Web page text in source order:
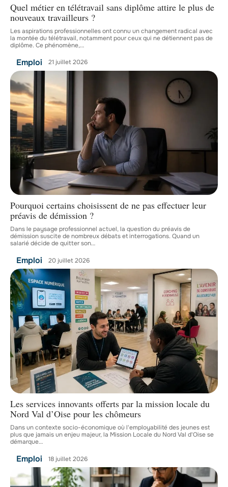
Quel métier en télétravail sans diplôme attire le plus de
nouveaux travailleurs ?
Les aspirations professionnelles ont connu un changement radical avec
la montée du télétravail, notamment pour ceux qui ne détiennent pas de
diplôme. Ce phénomène,…
Emploi 21 juillet 2026
Pourquoi certains choisissent de ne pas effectuer leur
préavis de démission ?
Dans le paysage professionnel actuel, la question du préavis de
démission suscite de nombreux débats et interrogations. Quand un
salarié décide de quitter son…
Emploi 20 juillet 2026
Les services innovants offerts par la mission locale du
Nord Val d’Oise pour les chômeurs
Dans un contexte socio-économique où l'employabilité des jeunes est
plus que jamais un enjeu majeur, la Mission Locale du Nord Val d'Oise se
démarque…
Emploi 18 juillet 2026